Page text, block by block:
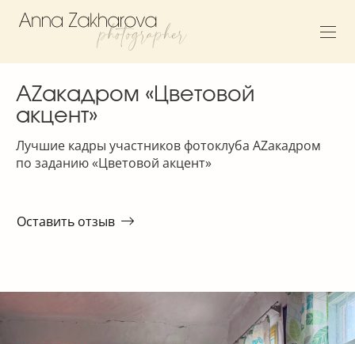
AZакадром «Цветовой
акцент»
Лучшие кадры участников фотоклуба AZакадром
по заданию «Цветовой акцент»
Оставить отзыв